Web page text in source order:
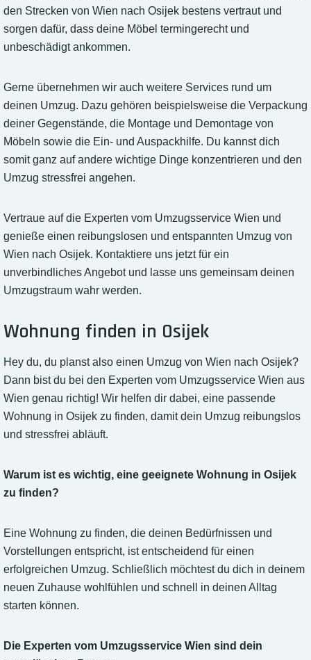
den Strecken von Wien nach Osijek bestens vertraut und
sorgen dafür, dass deine Möbel termingerecht und
unbeschädigt ankommen.
Gerne übernehmen wir auch weitere Services rund um
deinen Umzug. Dazu gehören beispielsweise die Verpackung
deiner Gegenstände, die Montage und Demontage von
Möbeln sowie die Ein- und Auspackhilfe. Du kannst dich
somit ganz auf andere wichtige Dinge konzentrieren und den
Umzug stressfrei angehen.
Vertraue auf die Experten vom Umzugsservice Wien und
genieße einen reibungslosen und entspannten Umzug von
Wien nach Osijek. Kontaktiere uns jetzt für ein
unverbindliches Angebot und lasse uns gemeinsam deinen
Umzugstraum wahr werden.
Wohnung finden in Osijek
Hey du, du planst also einen Umzug von Wien nach Osijek?
Dann bist du bei den Experten vom Umzugsservice Wien aus
Wien genau richtig! Wir helfen dir dabei, eine passende
Wohnung in Osijek zu finden, damit dein Umzug reibungslos
und stressfrei abläuft.
Warum ist es wichtig, eine geeignete Wohnung in Osijek
zu finden?
Eine Wohnung zu finden, die deinen Bedürfnissen und
Vorstellungen entspricht, ist entscheidend für einen
erfolgreichen Umzug. Schließlich möchtest du dich in deinem
neuen Zuhause wohlfühlen und schnell in deinen Alltag
starten können.
Die Experten vom Umzugsservice Wien sind dein